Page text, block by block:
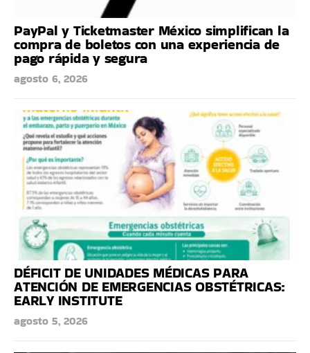
PayPal y Ticketmaster México simplifican la
compra de boletos con una experiencia de
pago rápida y segura
agosto 6, 2026
DÉFICIT DE UNIDADES MÉDICAS PARA
ATENCIÓN DE EMERGENCIAS OBSTÉTRICAS:
EARLY INSTITUTE
agosto 5, 2026